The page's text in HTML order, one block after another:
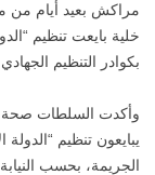
مراكش بعيد أيام من
خلية بايعت تنظيم
بكوادر التنظيم
وأكدت السلطات صحة
يبايعون تنظيم
الجريمة، بحسب